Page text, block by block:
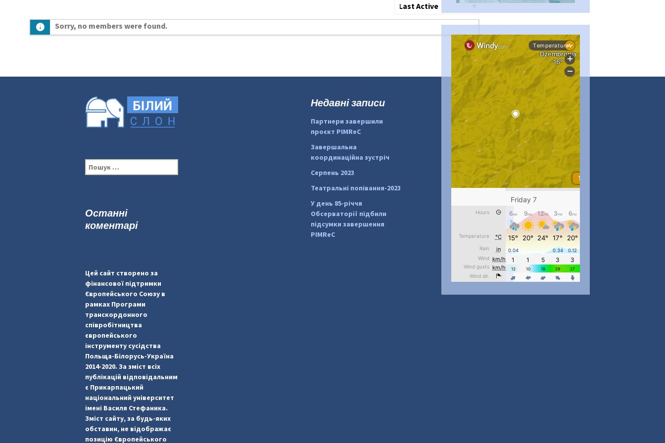
Show:
Sorry, no members were found.
#PipIvanToday...
pimrec_project
#PipIvanToday...
pimrec_project
П
о
:
Недавні записи
Партнери завершили
проєкт PIMReC
Завершальна
координаційна зустріч
Серпень 2023
Театральні попівання-2023
У день 85-річчя
Обсерваторії підбили
підсумки завершення
PIMReC
Останні
коментарі
Цей сайт створено за
фінансової підтримки
Європейського Союзу в
рамках Програми
транскордонного
співробітництва
європейського
інструменту сусідства
Польща-Білорусь-Україна
2014-2020. За зміст всіх
публікацій відповідальним
є Прикарпацький
національний університет
імені Василя Стефаника.
Зміст сайту, за будь-яких
обставин, не відображає
позицію Європейського